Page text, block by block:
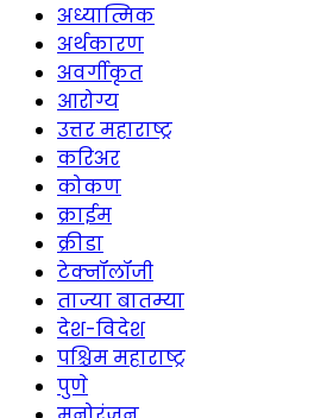
अध्यात्मिक
अर्थकारण
अवर्गीकृत
आरोग्य
उत्तर महाराष्ट्र
करिअर
कोकण
क्राईम
क्रीडा
टेक्नॉलॉजी
ताज्या बातम्या
देश-विदेश
पश्चिम महाराष्ट्र
पुणे